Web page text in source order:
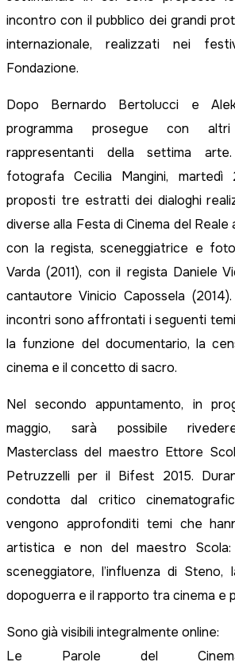
incontro con il pubblico dei grandi
internazionale, realizzati nei
Fondazione.
Dopo Bernardo Bertolucci e
programma prosegue con
rappresentanti della settima
fotografa Cecilia Mangini, martedì
proposti tre estratti dei dialoghi
diverse alla Festa di Cinema del
con la regista, sceneggiatrice e
Varda (2011), con il regista Daniele
cantautore Vinicio Capossela
incontri sono affrontati i seguenti
la funzione del documentario, la
cinema e il concetto di sacro.
Nel secondo appuntamento, in
maggio, sarà possibile rivedere
Masterclass del maestro Ettore
Petruzzelli per il Bifest 2015.
condotta dal critico
vengono approfonditi temi che
artistica e non del maestro Scola:
sceneggiatore, l’influenza di
dopoguerra e il rapporto tra cinema e
Sono già visibili integralmente online:
Le Parole del Cinema